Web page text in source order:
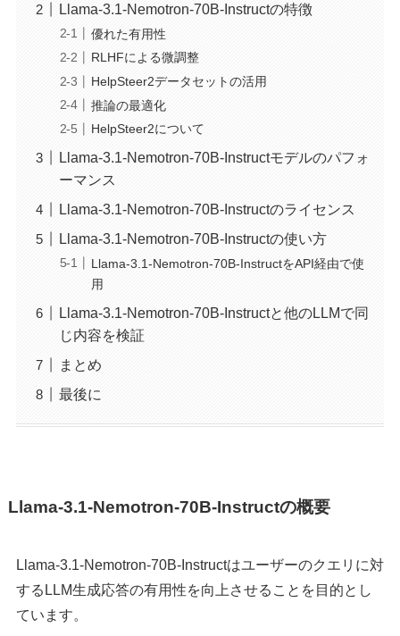
Llama-3.1-Nemotron-70B-Instructの特徴
優れた有用性
RLHFによる微調整
HelpSteer2データセットの活用
推論の最適化
HelpSteer2について
Llama-3.1-Nemotron-70B-Instructモデルのパフォ
ーマンス
Llama-3.1-Nemotron-70B-Instructのライセンス
Llama-3.1-Nemotron-70B-Instructの使い方
Llama-3.1-Nemotron-70B-InstructをAPI経由で使
用
Llama-3.1-Nemotron-70B-Instructと他のLLMで同
じ内容を検証
まとめ
最後に
Llama-3.1-Nemotron-70B-Instructの概要
Llama-3.1-Nemotron-70B-Instructはユーザーのクエリに対
するLLM生成応答の有用性を向上させることを目的とし
ています。